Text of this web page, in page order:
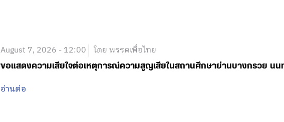
August 7, 2026 - 12:00 โดย พรรคเพื่อไทย
ขอแสดงความเสียใจต่อเหตุการณ์ความสูญเสียในสถานศึกษาย่านบางกรวย นน
อ่านต่อ